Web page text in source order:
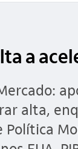
a
alta,
Política